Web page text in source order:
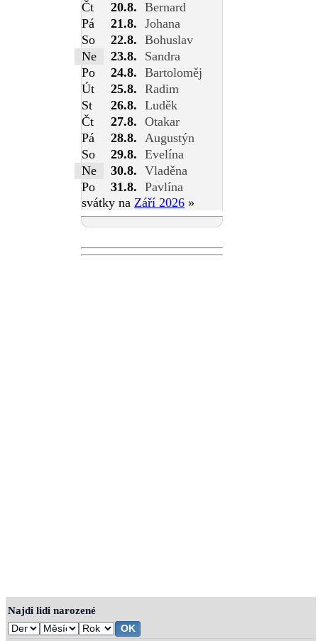
Čt
20.8. Bernard
Pá
21.8. Johana
So
22.8. Bohuslav
Ne
23.8.
Sandra
Po
24.8. Bartoloměj
Út
25.8. Radim
St
26.8. Luděk
Čt
27.8. Otakar
Pá
28.8.
Augustýn
So
29.8. Evelína
Ne
30.8. Vladěna
Po
31.8. Pavlína
svátky na Září 2026 »
Najdi lidi narozené